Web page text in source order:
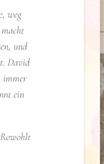
weg
und
David
immer
ein